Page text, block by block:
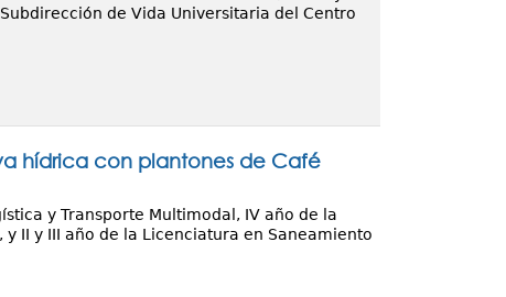
de Vida Universitaria del Centro
hídrica con plantones de Café
y Transporte Multimodal, IV año de la
II y III año de la Licenciatura en Saneamiento